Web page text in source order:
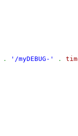
. '/myDEBUG-' .